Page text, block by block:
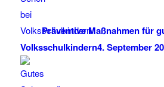
Präventive Maßnahmen für
Volksschulkindern4. September